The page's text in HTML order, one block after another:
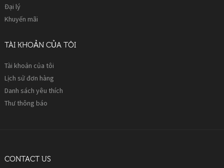
Đại lý
Khuyến mãi
TÀI KHOẢN CỦA TÔI
Tài khoản của tôi
Lịch sử đơn hàng
Danh sách yêu thích
Thư thông báo
CONTACT US